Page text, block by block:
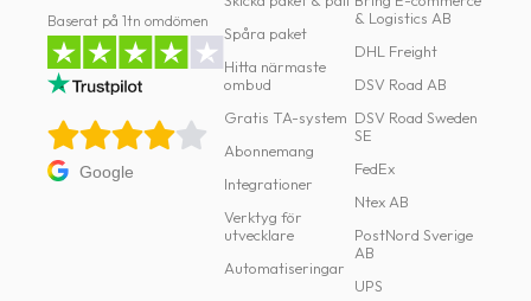
Baserat på 1tn omdömen
Google
Spåra paket
Hitta närmaste
ombud
Gratis TA-system
Abonnemang
Integrationer
Verktyg för
utvecklare
Automatiseringar
& Logistics AB
DHL Freight
DSV Road AB
DSV Road Sweden
SE
FedEx
Ntex AB
PostNord Sverige
AB
UPS